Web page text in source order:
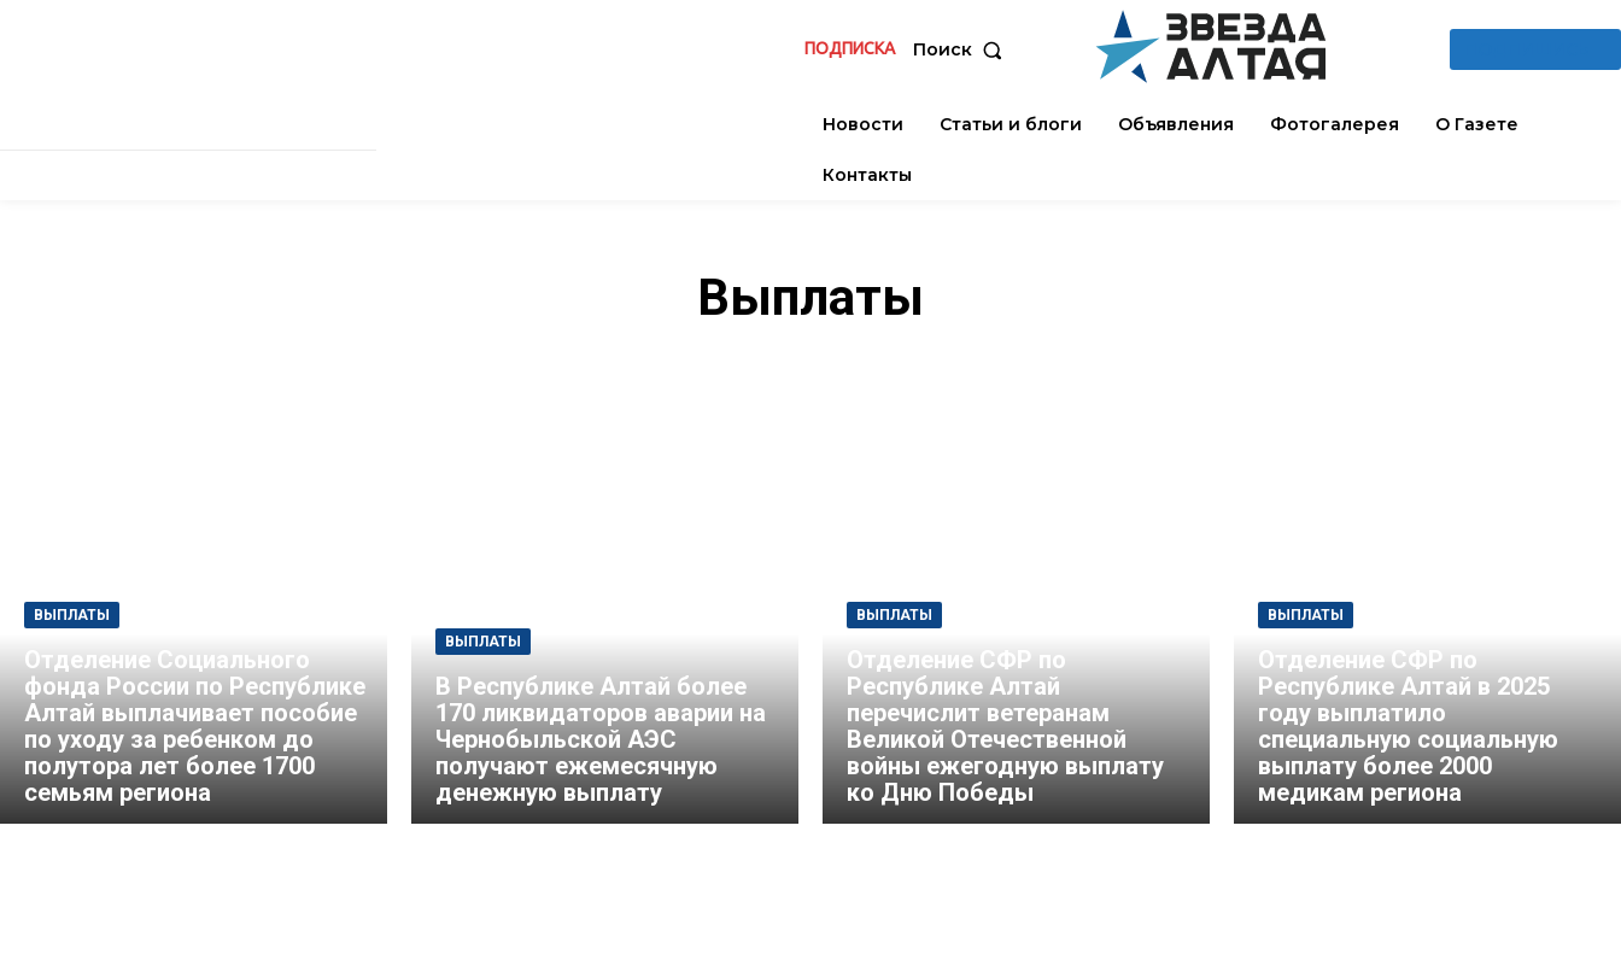
ПОДПИСКА Поиск
Новости Статьи и блоги Объявления Фотогалерея О Газете
Контакты
Выплаты
ВЫПЛАТЫ
Отделение Социального
фонда России по Республике
Алтай выплачивает пособие
по уходу за ребенком до
полутора лет более 1700
семьям региона
ВЫПЛАТЫ
В Республике Алтай более
170 ликвидаторов аварии на
Чернобыльской АЭС
получают ежемесячную
денежную выплату
ВЫПЛАТЫ
Отделение СФР по
Республике Алтай
перечислит ветеранам
Великой Отечественной
войны ежегодную выплату
ко Дню Победы
ВЫПЛАТЫ
Отделение СФР по
Республике Алтай в 2025
году выплатило
специальную социальную
выплату более 2000
медикам региона